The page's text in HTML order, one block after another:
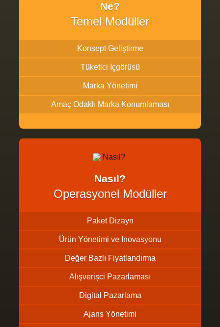
Ne?
Temel Modüller
Konsept Geliştirme
Tüketici İçgörüsü
Marka Yönetimi
Amaç Odaklı Marka Konumlaması
Nasıl?
Operasyonel Modüller
Paket Dizayn
Ürün Yönetimi ve Inovasyonu
Değer Bazlı Fiyatlandırma
Alışverişci Pazarlaması
Digital Pazarlama
Ajans Yönetimi